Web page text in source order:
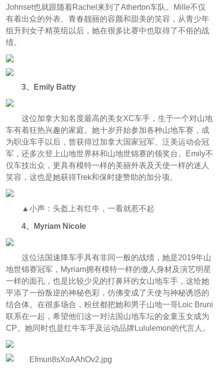
Johnset也就跟随着Rachel来到了Atherton车队。Mille不仅
有着出众的外表、青春靓丽的容颜和甜美的笑容，从青少年
组升到女子精英组以后，她在很多比赛中也取得了不俗的战
绩。
3、Emily Batty
这位加拿大知名度最高的美女XC车手，生于一个对山地
车有着狂热兴趣的家庭。她十岁开始参加各种山地车赛，成
为职业车手以后，曾获得过加拿大国家冠军、泛美运动会冠
军，还多次登上山地世界杯和山地世锦赛的领奖台。Emily不
仅车技出众，更具有模特一样的美丽外表及天使一样的迷人
笑容，这也是她获得Trek和保时捷赞助的加分项。
▲小声：头盔上有红牛，一看就惹不起
4、Myriam Nicole
这位法国速降车手具有非同一般的战绩，她是2019年山
地世锦赛冠军，Myriam拥有模特一样的傲人身材及演艺明星
一样的面孔，也是比较少见的打鼻环的女山地车手，这给她
平添了一份叛逆的神秘色彩，仿佛变成了天使与神秘诱惑的
结合体。在很多场合，粉丝都把她和男子山地一哥Loic Bruni
联系在一起，希望他们这一对法国山地车坛的金童玉女成为
CP。她同时也是红牛车手及运动品牌Lululemon的代言人。